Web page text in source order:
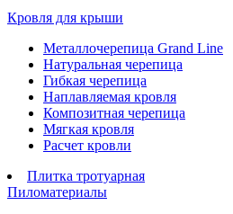
Кровля для крыши
Металлочерепица Grand Line
Натуральная черепица
Гибкая черепица
Наплавляемая кровля
Композитная черепица
Мягкая кровля
Расчет кровли
Плитка тротуарная
Пиломатериалы